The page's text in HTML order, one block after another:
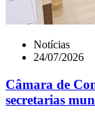
Notícias
24/07/2026
Câmara de
secretarias